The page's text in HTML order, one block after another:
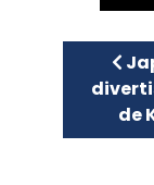
de